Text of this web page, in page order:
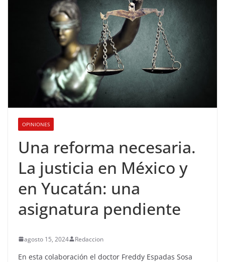
OPINIONES
Una reforma necesaria.
La justicia en México y
en Yucatán: una
asignatura pendiente
agosto 15, 2024 Redaccion
En esta colaboración el doctor Freddy Espadas Sosa